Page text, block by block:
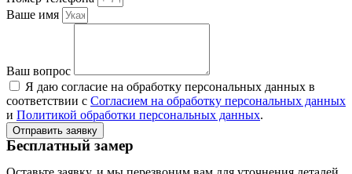
Ваше имя
Ваш вопрос
Я даю согласие на обработку персональных данных в
соответствии с Согласием на обработку персональных данных
и Политикой обработки персональных данных.
Отправить заявку
Бесплатный замер